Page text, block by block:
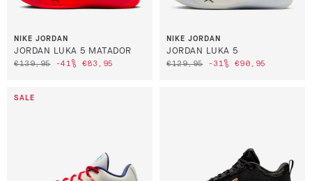
NIKE JORDAN
JORDAN LUKA 5 MATADOR
€139,95 -41% €83,95
NIKE JORDAN
JORDAN LUKA 5
€129,95 -31% €90,95